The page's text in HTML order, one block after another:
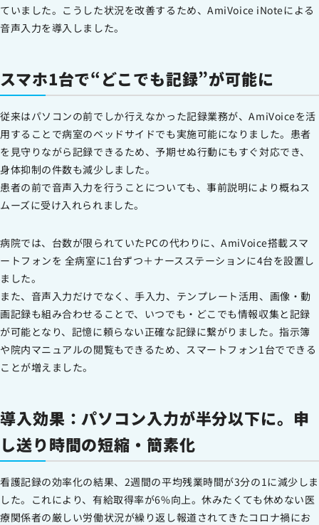
ていました。こうした状況を改善するため、AmiVoice iNoteによる
音声入力を導入しました。
スマホ1台で“どこでも記録”が可能に
従来はパソコンの前でしか行えなかった記録業務が、AmiVoiceを活
用することで病室のベッドサイドでも実施可能になりました。患者
を見守りながら記録できるため、予期せぬ行動にもすぐ対応でき、
身体抑制の件数も減少しました。
患者の前で音声入力を行うことについても、事前説明により概ねス
ムーズに受け入れられました。
病院では、台数が限られていたPCの代わりに、AmiVoice搭載スマ
ートフォンを 全病室に1台ずつ＋ナースステーションに4台を設置し
ました。
また、音声入力だけでなく、手入力、テンプレート活用、画像・動
画記録も組み合わせることで、いつでも・どこでも情報収集と記録
が可能となり、記憶に頼らない正確な記録に繋がりました。指示簿
や院内マニュアルの閲覧もできるため、スマートフォン1台でできる
ことが増えました。
導入効果：パソコン入力が半分以下に。申
し送り時間の短縮・簡素化
看護記録の効率化の結果、2週間の平均残業時間が3分の1に減少しま
した。これにより、有給取得率が6%向上。休みたくても休めない医
療関係者の厳しい労働状況が繰り返し報道されてきたコロナ禍にお